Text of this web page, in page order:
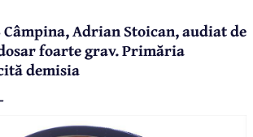
Câmpina, Adrian Stoican, audiat de
foarte grav. Primăria
demisia